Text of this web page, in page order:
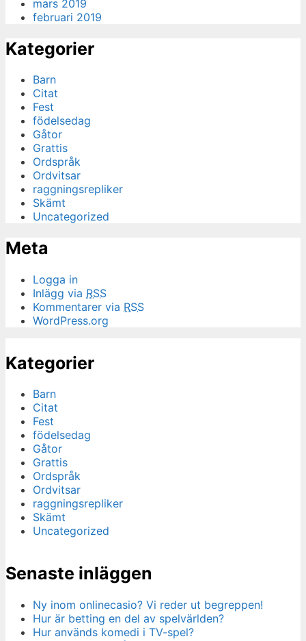
mars 2019
februari 2019
Kategorier
Barn
Citat
Fest
födelsedag
Gåtor
Grattis
Ordspråk
Ordvitsar
raggningsrepliker
Skämt
Uncategorized
Meta
Logga in
Inlägg via RSS
Kommentarer via RSS
WordPress.org
Kategorier
Barn
Citat
Fest
födelsedag
Gåtor
Grattis
Ordspråk
Ordvitsar
raggningsrepliker
Skämt
Uncategorized
Senaste inläggen
Ny inom onlinecasio? Vi reder ut begreppen!
Hur är betting en del av spelvärlden?
Hur används komedi i TV-spel?